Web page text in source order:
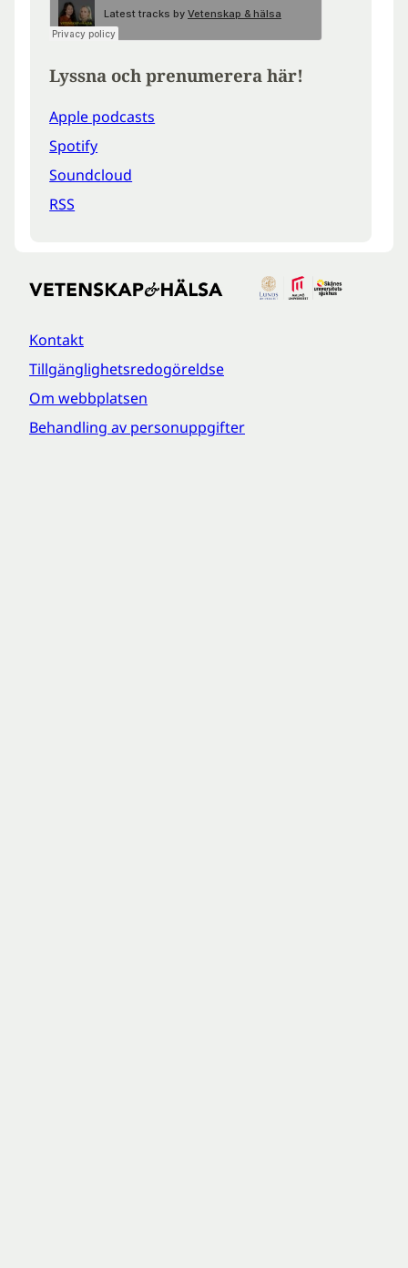
Lyssna och prenumerera här!
Apple podcasts
Spotify
Soundcloud
RSS
Kontakt
Tillgänglighetsredogöreldse
Om webbplatsen
Behandling av personuppgifter